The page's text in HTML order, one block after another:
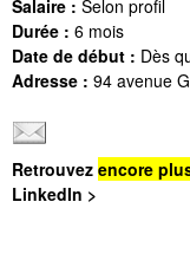
Salaire : Selon profil
Durée : 6 mois
Date de début : Dès
Adresse : 94 avenue
Retrouvez encore
LinkedIn >